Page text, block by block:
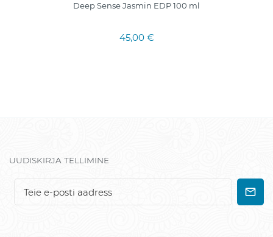
Deep Sense Jasmin EDP 100 ml
45,00 €
UUDISKIRJA TELLIMINE